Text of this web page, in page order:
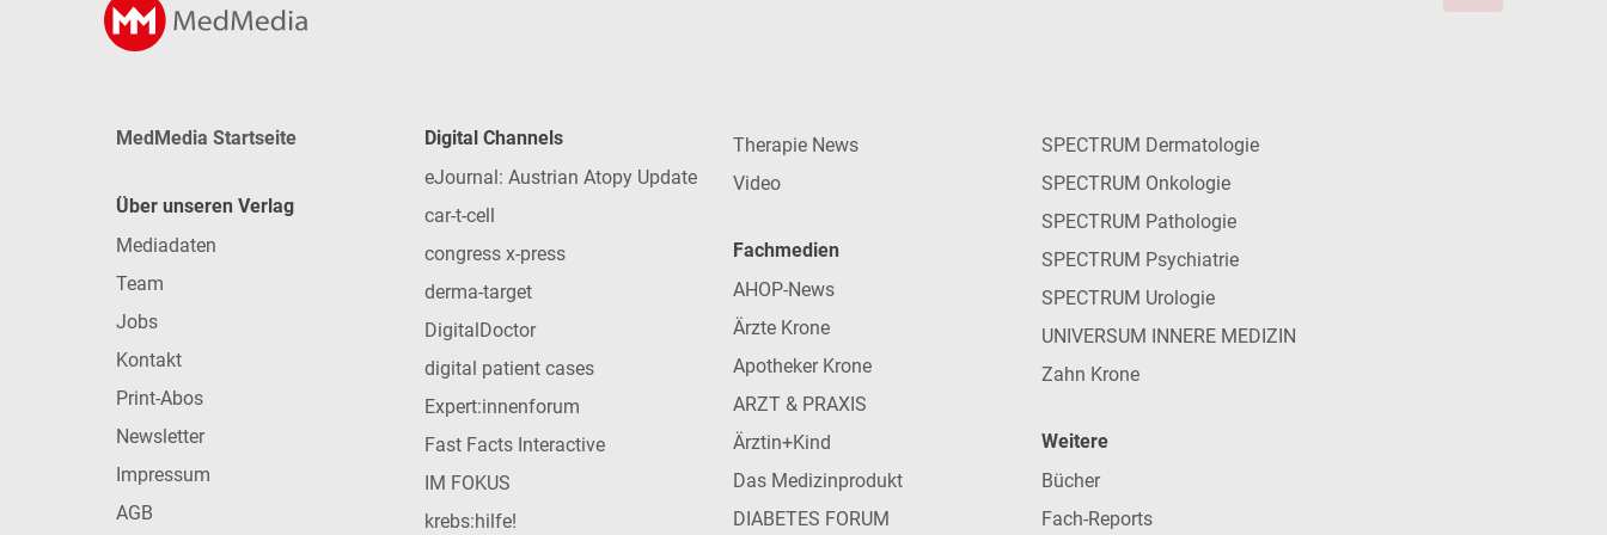
MedMedia Startseite
Über unseren Verlag
Mediadaten
Team
Jobs
Kontakt
Print-Abos
Newsletter
Impressum
AGB
Digital Channels
eJournal: Austrian Atopy Update
car-t-cell
congress x-press
derma-target
DigitalDoctor
digital patient cases
Expert:innenforum
Fast Facts Interactive
IM FOKUS
krebs:hilfe!
Therapie News
Video
Fachmedien
AHOP-News
Ärzte Krone
Apotheker Krone
ARZT & PRAXIS
Ärztin+Kind
Das Medizinprodukt
DIABETES FORUM
SPECTRUM Dermatologie
SPECTRUM Onkologie
SPECTRUM Pathologie
SPECTRUM Psychiatrie
SPECTRUM Urologie
UNIVERSUM INNERE MEDIZIN
Zahn Krone
Weitere
Bücher
Fach-Reports